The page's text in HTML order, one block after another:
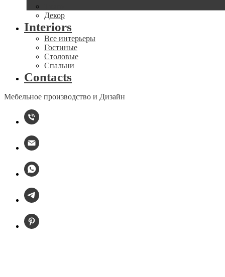
Декор
Interiors
Все интерьеры
Гостиные
Столовые
Спальни
Contacts
Мебельное производство и Дизайн